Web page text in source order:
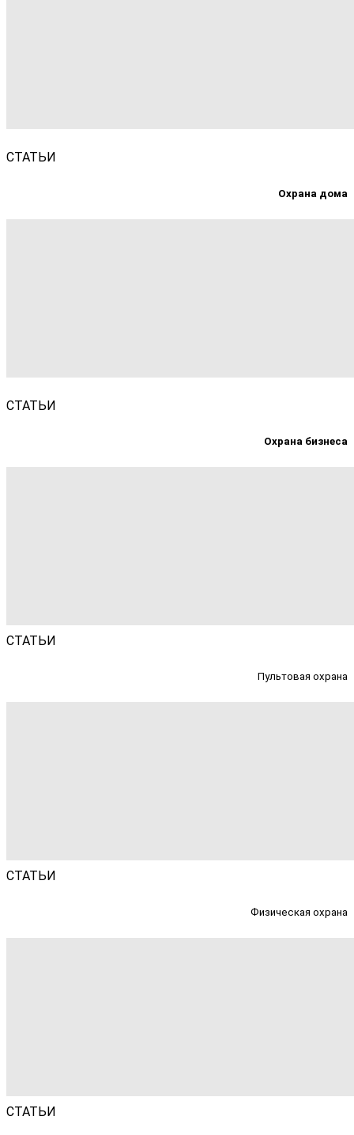
СТАТЬИ
Охрана дома
СТАТЬИ
Охрана бизнеса
СТАТЬИ
Пультовая охрана
СТАТЬИ
Физическая охрана
СТАТЬИ